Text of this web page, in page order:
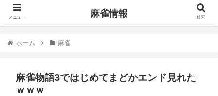
ホーム 麻雀
麻雀物語3ではじめてまどかエンド見れた
ｗｗｗ
メニュー 麻雀情報 検索